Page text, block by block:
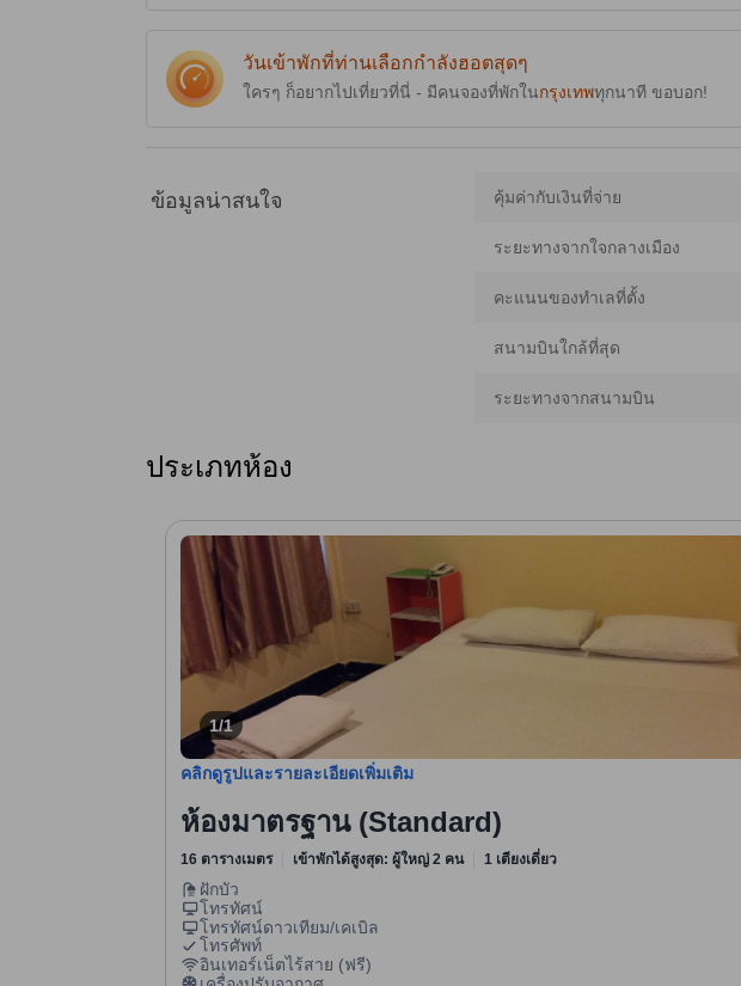
วันเข้าพักที่ท่านเลือกกำลังฮอตสุดๆ
ใครๆ ก็อยากไปเที่ยวที่นี่ - มีคนจองที่พักในกรุงเทพทุกนาที ขอบอก!
ข้อมูลน่าสนใจ คุ้มค่ากับเงินที่จ่าย
ระยะทางจากใจกลางเมือง
คะแนนของทำเลที่ตั้ง
สนามบินใกล้ที่สุด
ระยะทางจากสนามบิน
ประเภทห้อง
1/1
คลิกดูรูปและรายละเอียดเพิ่มเติม
ห้องมาตรฐาน (Standard)
16 ตารางเมตร เข้าพักได้สูงสุด: ผู้ใหญ่ 2 คน 1 เตียงเดี่ยว
ฝักบัว
โทรทัศน์
โทรทัศน์ดาวเทียม/เคเบิล
โทรศัพท์
อินเทอร์เน็ตไร้สาย (ฟรี)